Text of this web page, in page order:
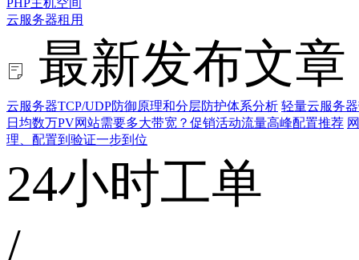
PHP主机空间
云服务器租用
最新发布文章
云服务器TCP/UDP防御原理和分层防护体系分析 轻量云服务
日均数万PV网站需要多大带宽？促销活动流量高峰配置推荐
理、配置到验证一步到位
24小时工单
/